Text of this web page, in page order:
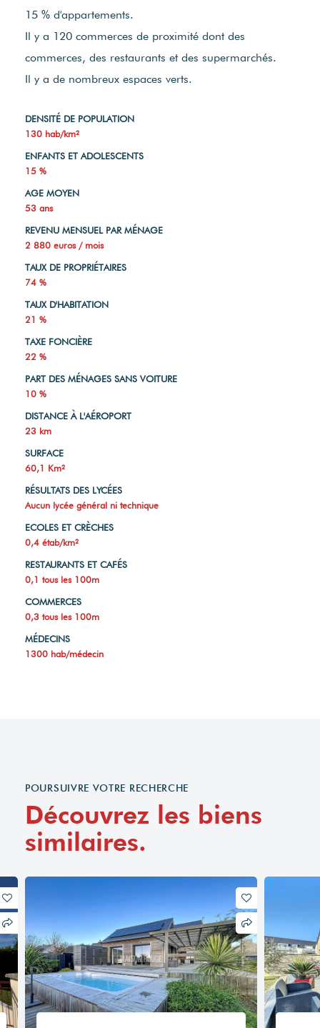
15 % d'appartements.
Il y a 120 commerces de proximité dont des
commerces, des restaurants et des supermarchés.
Il y a de nombreux espaces verts.
DENSITÉ DE POPULATION
130 hab/km²
ENFANTS ET ADOLESCENTS
15 %
AGE MOYEN
53 ans
REVENU MENSUEL PAR MÉNAGE
2 880 euros / mois
TAUX DE PROPRIÉTAIRES
74 %
TAUX D'HABITATION
21 %
TAXE FONCIÈRE
22 %
PART DES MÉNAGES SANS VOITURE
10 %
DISTANCE À L'AÉROPORT
23 km
SURFACE
60,1 Km²
RÉSULTATS DES LYCÉES
Aucun lycée général ni technique
ECOLES ET CRÈCHES
0,4 étab/km²
RESTAURANTS ET CAFÉS
0,1 tous les 100m
COMMERCES
0,3 tous les 100m
MÉDECINS
1300 hab/médecin
POURSUIVRE VOTRE RECHERCHE
Découvrez les biens
similaires.